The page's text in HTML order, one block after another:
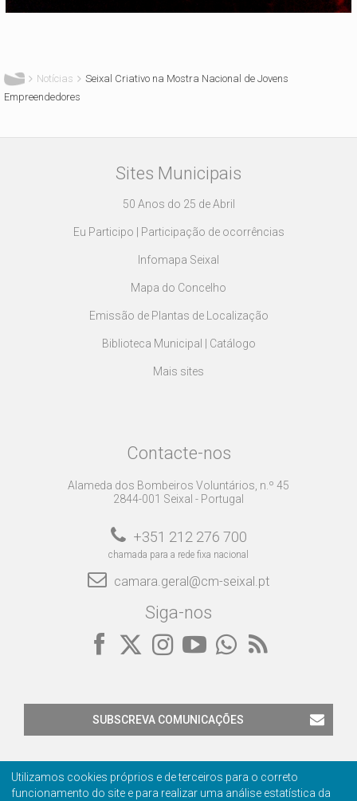
Notícias
Seixal Criativo na Mostra Nacional de Jovens
Empreendedores
Sites Municipais
50 Anos do 25 de Abril
Eu Participo | Participação de ocorrências
Infomapa Seixal
Mapa do Concelho
Emissão de Plantas de Localização
Biblioteca Municipal | Catálogo
Mais sites
Contacte-nos
Alameda dos Bombeiros Voluntários, n.º 45
2844-001 Seixal - Portugal
+351 212 276 700
chamada para a rede fixa nacional
camara.geral@cm-seixal.pt
Siga-nos
SUBSCREVA COMUNICAÇÕES
Utilizamos cookies próprios e de terceiros para o correto
funcionamento do site e para realizar uma análise estatística da